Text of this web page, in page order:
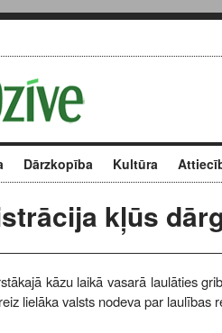
Dārzkopība Kultūra
kļūs
kāzu laikā vasarā laulāties
lielāka valsts nodeva par laulības